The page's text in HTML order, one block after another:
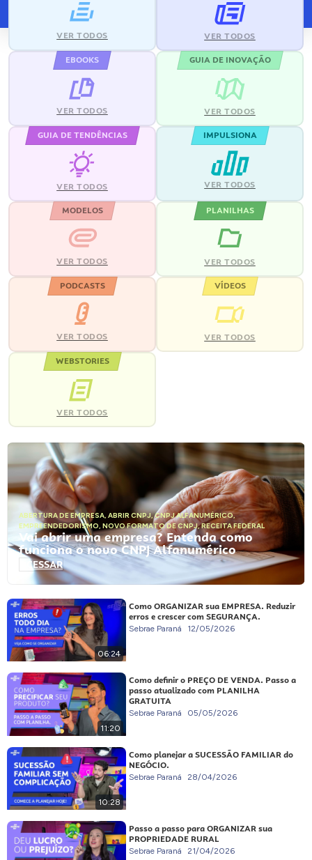
VER TODOS VER TODOS
EBOOKS
VER TODOS
GUIA DE INOVAÇÃO
VER TODOS
GUIA DE TENDÊNCIAS
VER TODOS
IMPULSIONA
VER TODOS
MODELOS
VER TODOS
PLANILHAS
VER TODOS
PODCASTS
VER TODOS
VÍDEOS
VER TODOS
WEBSTORIES
VER TODOS
ABERTURA DE EMPRESA, ABRIR CNPJ,CNPJ ALFANUMÉRICO,
EMPREENDEDORISMO, NOVO FORMATO DE CNPJ,RECEITA FEDERAL
Vai abrir uma empresa? Entenda como
funciona o novo CNPJ Alfanumérico
ACESSAR
06:24
Como ORGANIZAR sua EMPRESA. Reduzir
erros e crescer com SEGURANÇA.
Sebrae Paraná 12/05/2026
11:20
Como definir o PREÇO DE VENDA. Passo a
passo atualizado com PLANILHA
GRATUITA
Sebrae Paraná 05/05/2026
10:28
Como planejar a SUCESSÃO FAMILIAR do
NEGÓCIO.
Sebrae Paraná 28/04/2026
Passo a passo para ORGANIZAR sua
PROPRIEDADE RURAL
Sebrae Paraná 21/04/2026